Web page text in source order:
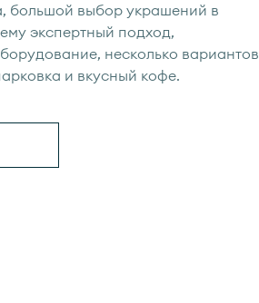
большой выбор украшений в
экспертный подход,
несколько вариантов
и вкусный кофе.